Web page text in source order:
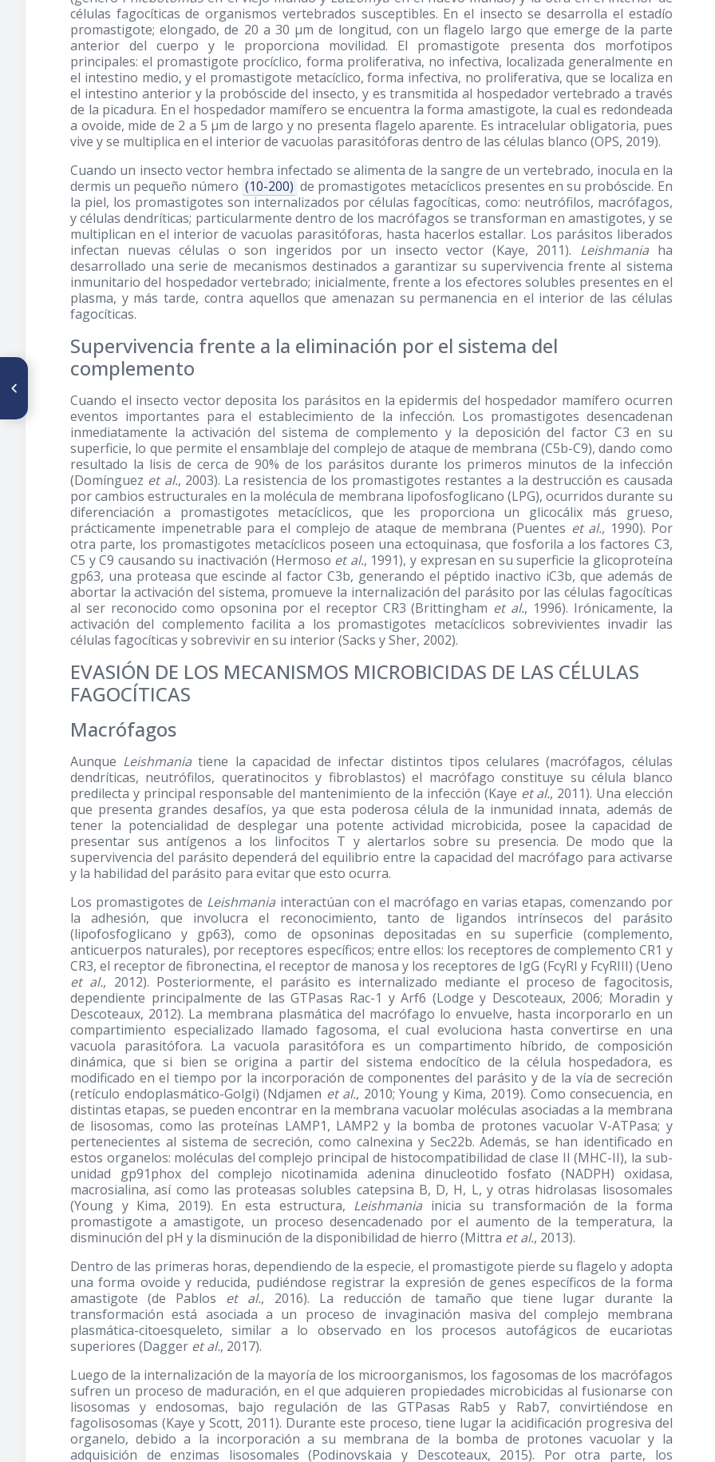
células fagocíticas de organismos vertebrados susceptibles. En el insecto se desarrolla el estadío
promastigote; elongado, de 20 a 30 μm de longitud, con un flagelo largo que emerge de la parte
anterior del cuerpo y le proporciona movilidad. El promastigote presenta dos morfotipos
principales: el promastigote procíclico, forma proliferativa, no infectiva, localizada generalmente en
el intestino medio, y el promastigote metacíclico, forma infectiva, no proliferativa, que se localiza en
el intestino anterior y la probóscide del insecto, y es transmitida al hospedador vertebrado a través
de la picadura. En el hospedador mamífero se encuentra la forma amastigote, la cual es redondeada
a ovoide, mide de 2 a 5 μm de largo y no presenta flagelo aparente. Es intracelular obligatoria, pues
vive y se multiplica en el interior de vacuolas parasitóforas dentro de las células blanco (OPS, 2019).
Cuando un insecto vector hembra infectado se alimenta de la sangre de un vertebrado, inocula en la
dermis un pequeño número (10-200) de promastigotes metacíclicos presentes en su probóscide. En
la piel, los promastigotes son internalizados por células fagocíticas, como: neutrófilos, macrófagos,
y células dendríticas; particularmente dentro de los macrófagos se transforman en amastigotes, y se
multiplican en el interior de vacuolas parasitóforas, hasta hacerlos estallar. Los parásitos liberados
infectan nuevas células o son ingeridos por un insecto vector (Kaye, 2011). Leishmania ha
desarrollado una serie de mecanismos destinados a garantizar su supervivencia frente al sistema
inmunitario del hospedador vertebrado; inicialmente, frente a los efectores solubles presentes en el
plasma, y más tarde, contra aquellos que amenazan su permanencia en el interior de las células
fagocíticas.
Supervivencia frente a la eliminación por el sistema del
complemento
Cuando el insecto vector deposita los parásitos en la epidermis del hospedador mamífero ocurren
eventos importantes para el establecimiento de la infección. Los promastigotes desencadenan
inmediatamente la activación del sistema de complemento y la deposición del factor C3 en su
superficie, lo que permite el ensamblaje del complejo de ataque de membrana (C5b-C9), dando como
resultado la lisis de cerca de 90% de los parásitos durante los primeros minutos de la infección
(Domínguez et al., 2003). La resistencia de los promastigotes restantes a la destrucción es causada
por cambios estructurales en la molécula de membrana lipofosfoglicano (LPG), ocurridos durante su
diferenciación a promastigotes metacíclicos, que les proporciona un glicocálix más grueso,
prácticamente impenetrable para el complejo de ataque de membrana (Puentes et al., 1990). Por
otra parte, los promastigotes metacíclicos poseen una ectoquinasa, que fosforila a los factores C3,
C5 y C9 causando su inactivación (Hermoso et al., 1991), y expresan en su superficie la glicoproteína
gp63, una proteasa que escinde al factor C3b, generando el péptido inactivo iC3b, que además de
abortar la activación del sistema, promueve la internalización del parásito por las células fagocíticas
al ser reconocido como opsonina por el receptor CR3 (Brittingham et al., 1996). Irónicamente, la
activación del complemento facilita a los promastigotes metacíclicos sobrevivientes invadir las
células fagocíticas y sobrevivir en su interior (Sacks y Sher, 2002).
EVASIÓN DE LOS MECANISMOS MICROBICIDAS DE LAS CÉLULAS
FAGOCÍTICAS
Macrófagos
Aunque Leishmania tiene la capacidad de infectar distintos tipos celulares (macrófagos, células
dendríticas, neutrófilos, queratinocitos y fibroblastos) el macrófago constituye su célula blanco
predilecta y principal responsable del mantenimiento de la infección (Kaye et al., 2011). Una elección
que presenta grandes desafíos, ya que esta poderosa célula de la inmunidad innata, además de
tener la potencialidad de desplegar una potente actividad microbicida, posee la capacidad de
presentar sus antígenos a los linfocitos T y alertarlos sobre su presencia. De modo que la
supervivencia del parásito dependerá del equilibrio entre la capacidad del macrófago para activarse
y la habilidad del parásito para evitar que esto ocurra.
Los promastigotes de Leishmania interactúan con el macrófago en varias etapas, comenzando por
la adhesión, que involucra el reconocimiento, tanto de ligandos intrínsecos del parásito
(lipofosfoglicano y gp63), como de opsoninas depositadas en su superficie (complemento,
anticuerpos naturales), por receptores específicos; entre ellos: los receptores de complemento CR1 y
CR3, el receptor de fibronectina, el receptor de manosa y los receptores de IgG (FcγRI y FcγRIII) (Ueno
et al., 2012). Posteriormente, el parásito es internalizado mediante el proceso de fagocitosis,
dependiente principalmente de las GTPasas Rac-1 y Arf6 (Lodge y Descoteaux, 2006; Moradin y
Descoteaux, 2012). La membrana plasmática del macrófago lo envuelve, hasta incorporarlo en un
compartimiento especializado llamado fagosoma, el cual evoluciona hasta convertirse en una
vacuola parasitófora. La vacuola parasitófora es un compartimento híbrido, de composición
dinámica, que si bien se origina a partir del sistema endocítico de la célula hospedadora, es
modificado en el tiempo por la incorporación de componentes del parásito y de la vía de secreción
(retículo endoplasmático-Golgi) (Ndjamen et al., 2010; Young y Kima, 2019). Como consecuencia, en
distintas etapas, se pueden encontrar en la membrana vacuolar moléculas asociadas a la membrana
de lisosomas, como las proteínas LAMP1, LAMP2 y la bomba de protones vacuolar V-ATPasa; y
pertenecientes al sistema de secreción, como calnexina y Sec22b. Además, se han identificado en
estos organelos: moléculas del complejo principal de histocompatibilidad de clase II (MHC-II), la sub-
unidad gp91phox del complejo nicotinamida adenina dinucleotido fosfato (NADPH) oxidasa,
macrosialina, así como las proteasas solubles catepsina B, D, H, L, y otras hidrolasas lisosomales
(Young y Kima, 2019). En esta estructura, Leishmania inicia su transformación de la forma
promastigote a amastigote, un proceso desencadenado por el aumento de la temperatura, la
disminución del pH y la disminución de la disponibilidad de hierro (Mittra et al., 2013).
Dentro de las primeras horas, dependiendo de la especie, el promastigote pierde su flagelo y adopta
una forma ovoide y reducida, pudiéndose registrar la expresión de genes específicos de la forma
amastigote (de Pablos et al., 2016). La reducción de tamaño que tiene lugar durante la
transformación está asociada a un proceso de invaginación masiva del complejo membrana
plasmática-citoesqueleto, similar a lo observado en los procesos autofágicos de eucariotas
superiores (Dagger et al., 2017).
Luego de la internalización de la mayoría de los microorganismos, los fagosomas de los macrófagos
sufren un proceso de maduración, en el que adquieren propiedades microbicidas al fusionarse con
lisosomas y endosomas, bajo regulación de las GTPasas Rab5 y Rab7, convirtiéndose en
fagolisosomas (Kaye y Scott, 2011). Durante este proceso, tiene lugar la acidificación progresiva del
organelo, debido a la incorporación a su membrana de la bomba de protones vacuolar y la
adquisición de enzimas lisosomales (Podinovskaia y Descoteaux, 2015). Por otra parte, los
ARTÍCULO ANTERIOR
Aproximación a un programa
de control integral en áreas
endémicas del estado Nueva
Esparta, Venezuela